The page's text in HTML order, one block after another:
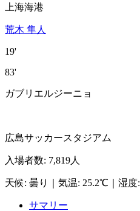
上海海港
荒木 隼人
19'
83'
ガブリエルジーニョ
広島サッカースタジアム
入場者数: 7,819人
天候: 曇り 気温: 25.2℃ 湿度:
サマリー